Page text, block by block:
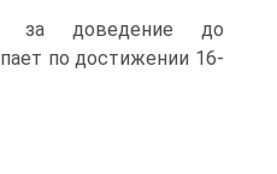
за доведение до
по достижении 16-